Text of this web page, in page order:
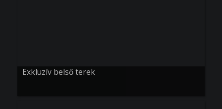
Exkluzív belső terek